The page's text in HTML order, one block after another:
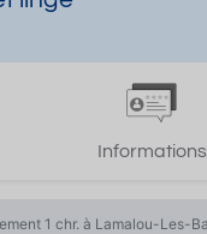
Informations
1 chr. à Lamalou-Les-